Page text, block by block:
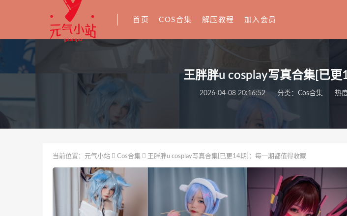
首页 COS合集 解压教程 加入会员
王胖胖u cosplay写真合集[已
2026-04-08 20:16:52 分类： Cos合集 热
当前位置： 元气小站 Cos合集 王胖胖u cosplay写真合集[已更14期]：每一期都值得收藏